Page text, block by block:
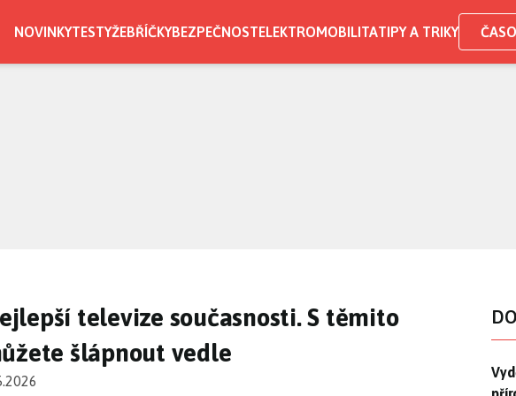
NOVINKYTESTYŽEBŘÍČKYBEZPEČNOSTELEKTROMOBILITATIPY A TRIKY
televize současnosti. S těmito
šlápnout vedle